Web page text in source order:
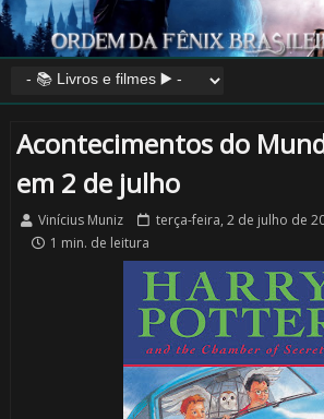
Acontecimentos do
em 2 de julho
Vinícius Muniz terça-feira, 2 de julho de
1 min. de leitura